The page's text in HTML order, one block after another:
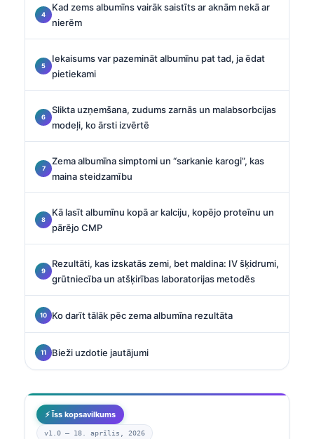
Kad zems albumīns vairāk saistīts ar aknām nekā ar
nierēm
Iekaisums var pazemināt albumīnu pat tad, ja ēdat
pietiekami
Slikta uzņemšana, zudums zarnās un malabsorbcijas
modeļi, ko ārsti izvērtē
Zema albumīna simptomi un “sarkanie karogi”, kas
maina steidzamību
Kā lasīt albumīnu kopā ar kalciju, kopējo proteīnu un
pārējo CMP
Rezultāti, kas izskatās zemi, bet maldina: IV šķidrumi,
grūtniecība un atšķirības laboratorijas metodēs
Ko darīt tālāk pēc zema albumīna rezultāta
Bieži uzdotie jautājumi
⚡ Īss kopsavilkums
v1.0 — 18. aprīlis, 2026